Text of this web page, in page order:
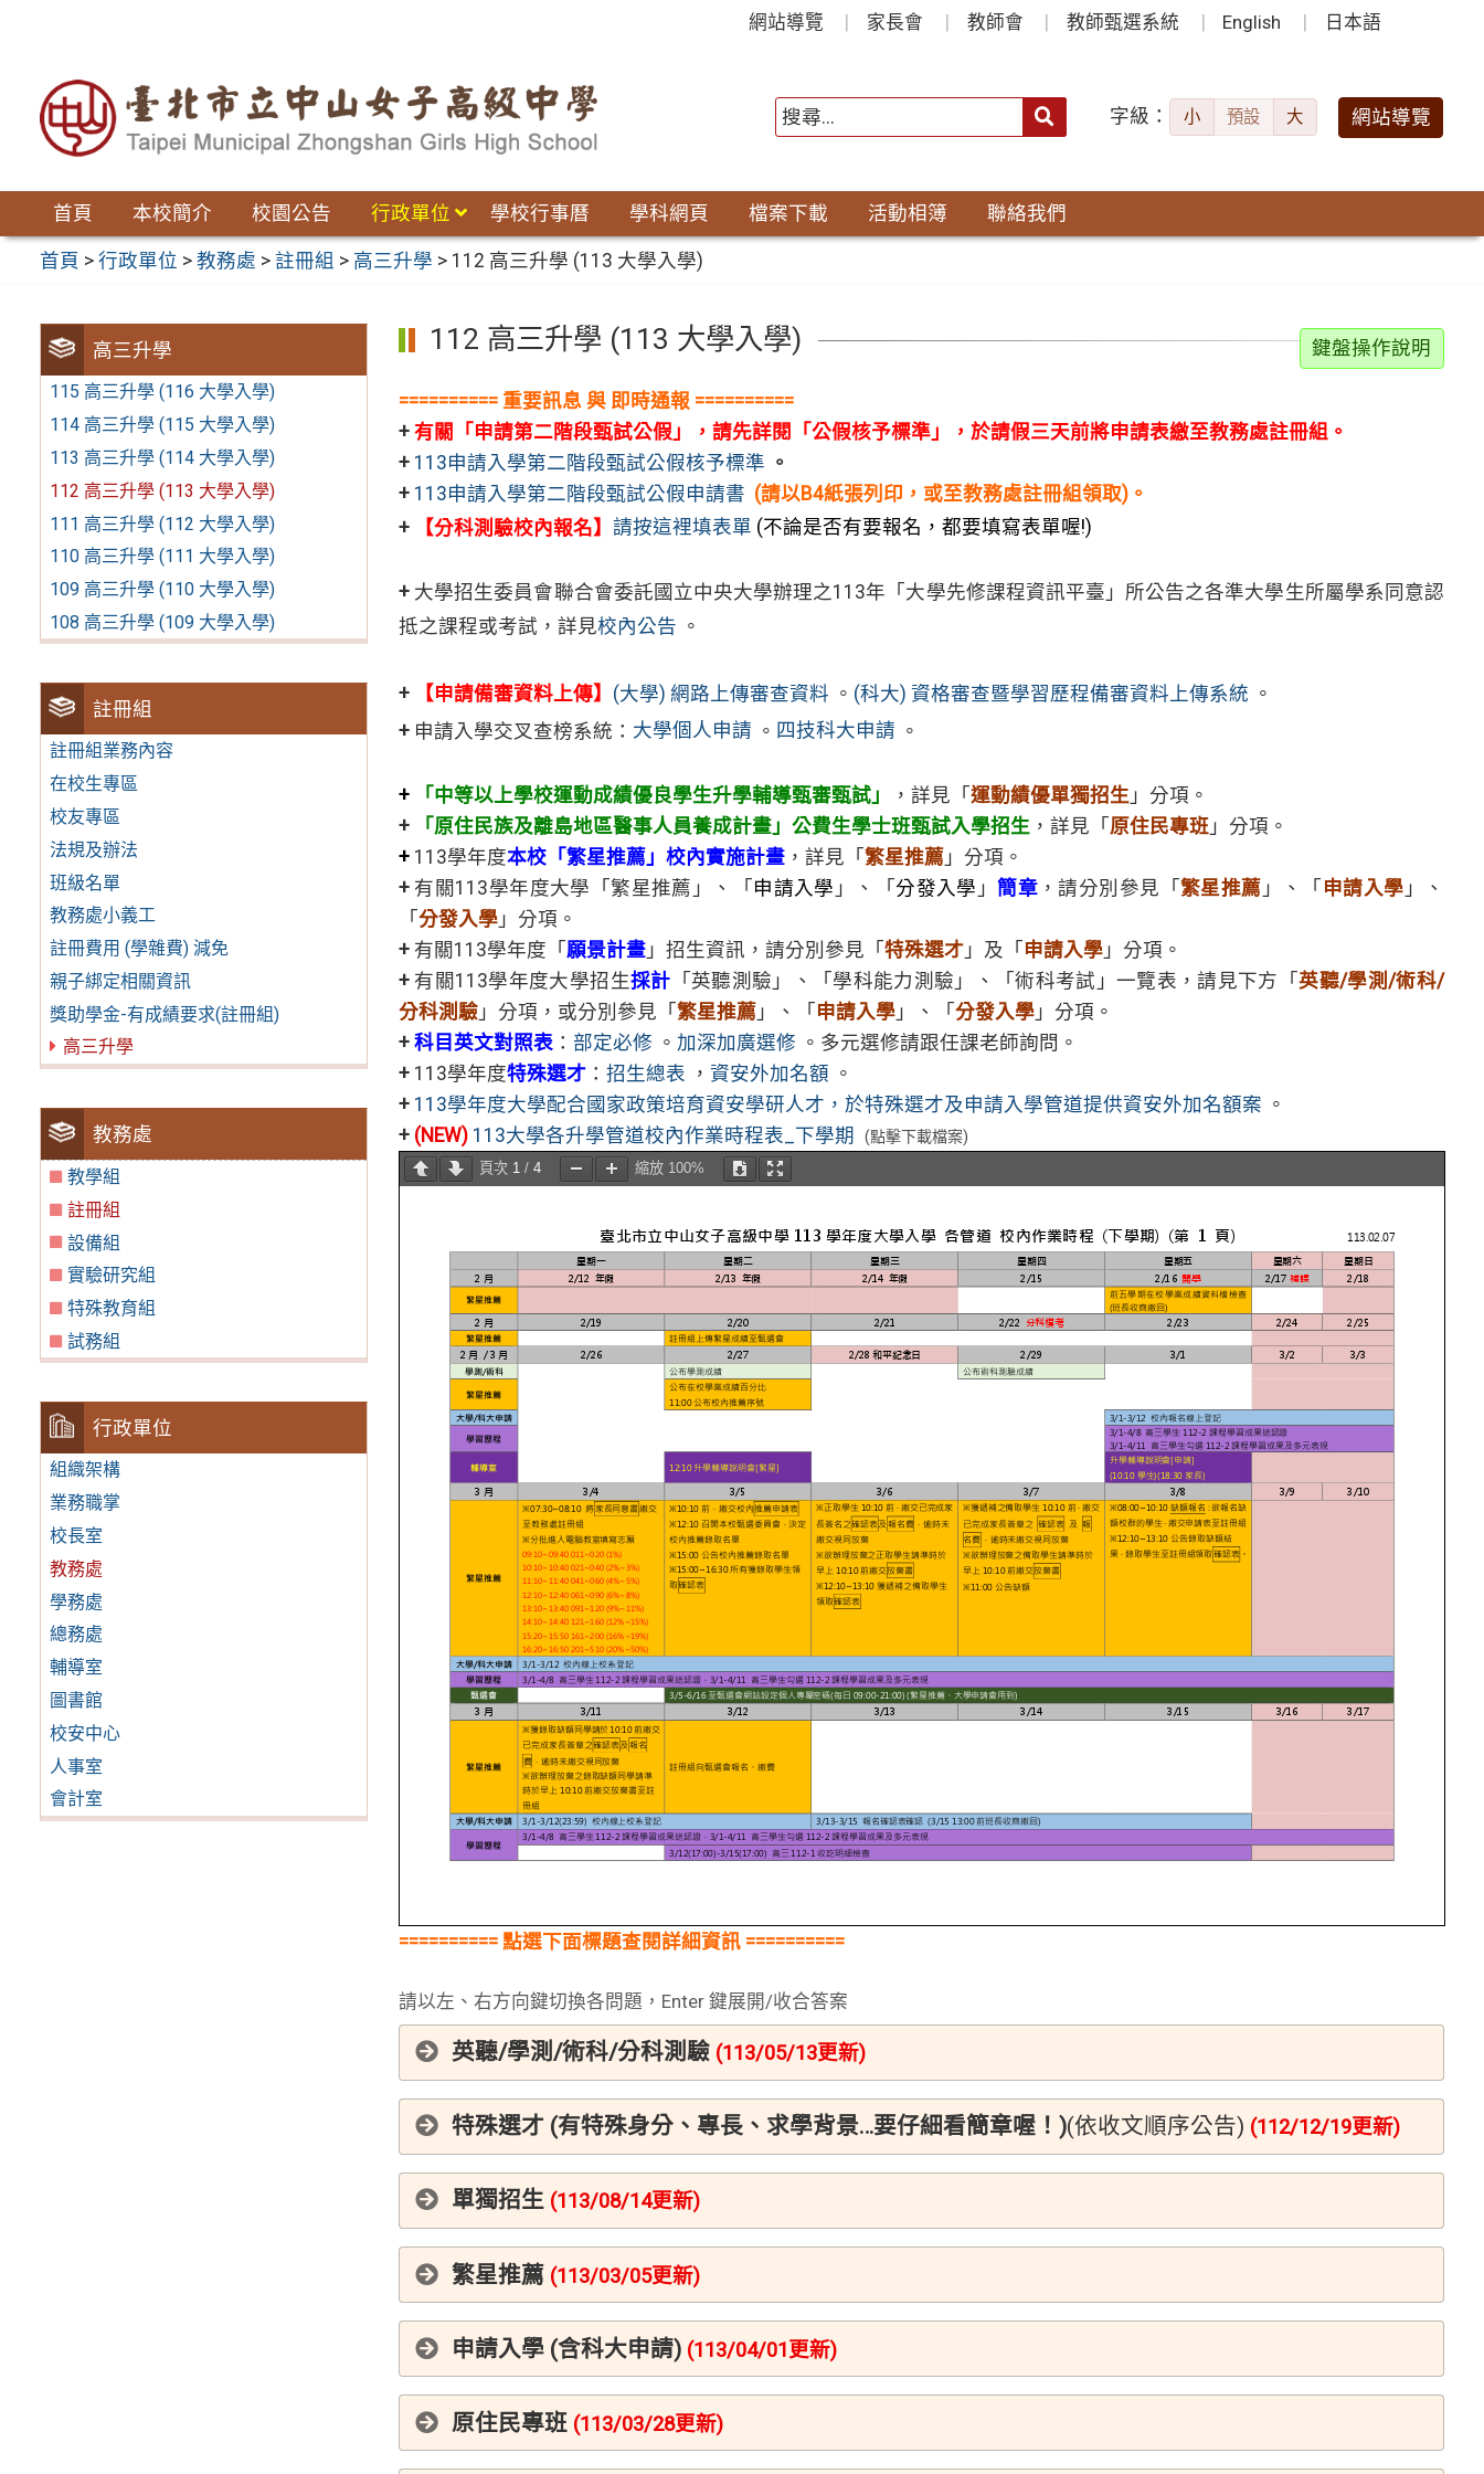
網站導覽 家長會 教師會 教師甄選系統 English 日本語
字級： 小 預設 大 網站導覽
首頁 本校簡介 校園公告 行政單位 學校行事曆 學科網頁 檔案下載 活動相簿 聯絡我們
首頁 >行政單位 >教務處 >註冊組 > 高三升學 > 112 高三升學 (113 大學入學)
高三升學
115 高三升學 (116 大學入學)
114 高三升學 (115 大學入學)
113 高三升學 (114 大學入學)
112 高三升學 (113 大學入學)
111 高三升學 (112 大學入學)
110 高三升學 (111 大學入學)
109 高三升學 (110 大學入學)
108 高三升學 (109 大學入學)
註冊組
註冊組業務內容
在校生專區
校友專區
法規及辦法
班級名單
教務處小義工
註冊費用 (學雜費) 減免
親子綁定相關資訊
獎助學金-有成績要求(註冊組)
高三升學
教務處
教學組
註冊組
設備組
實驗研究組
特殊教育組
試務組
行政單位
組織架構
業務職掌
校長室
教務處
學務處
總務處
輔導室
圖書館
校安中心
人事室
會計室
鍵盤操作說明
112 高三升學 (113 大學入學)
========== 重要訊息 與 即時通報 ==========
+有關「申請第二階段甄試公假」，請先詳閱「公假核予標準」，於請假三天前將申請表繳至教務處註冊組。
+ 113申請入學第二階段甄試公假核予標準 。
+ 113申請入學第二階段甄試公假申請書 (請以B4紙張列印，或至教務處註冊組領取)。
+
【分科測驗校內報名】請按這裡填表單 (不論是否有要報名，都要填寫表單喔!)
+ 大學招生委員會聯合會委託國立中央大學辦理之113年「大學先修課程資訊平臺」所公告之各準大學生所屬學系同意認
抵之課程或考試，詳見校內公告 。
+
【申請備審資料上傳】 (大學) 網路上傳審查資料 。 (科大) 資格審查暨學習歷程備審資料上傳系統 。
+ 申請入學交叉查榜系統： 大學個人申請 。 四技科大申請 。
+
「中等以上學校運動成績優良學生升學輔導甄審甄試」 ，詳見「運動績優單獨招生 」分項。
+
「原住民族及離島地區醫事人員養成計畫」公費生學士班甄試入學招生 ，詳見「原住民專班 」分項。
+ 113學年度本校「繁星推薦」校內實施計畫 ，詳見「繁星推薦 」分項。
+ 有關113學年度大學「繁星推薦」、「申請入學 」、「分發入學 」簡章 ，請分別參見「繁星推薦 」、「 申請入學 」、
「分發入學 」分項。
+ 有關113學年度「願景計畫 」招生資訊，請分別參見「特殊選才 」及「申請入學 」分項。
+ 有關113學年度大學招生採計 「英聽測驗」、「學科能力測驗」、「術科考試」一覽表，請見下方「英聽/學測/術科/
分科測驗 」分項，或分別參見「繁星推薦 」、「申請入學 」、「分發入學 」分項。
+ 科目英文對照表 ：部定必修 。 加深加廣選修 。多元選修請跟任課老師詢問。
+ 113學年度特殊選才 ：招⽣總表 ，資安外加名額 。
+ 113學年度大學配合國家政策培育資安學研人才，於特殊選才及申請入學管道提供資安外加名額案 。
+ (NEW) 113大學各升學管道校內作業時程表_下學期 (點擊下載檔案)
頁次 1 /4 縮放 100%
========== 點選下面標題查閱詳細資訊 ==========
請以左、右方向鍵切換各問題，Enter 鍵展開/收合答案
英聽/學測/術科/分科測驗 (113/05/13更新)
特殊選才 (有特殊身分、專長、求學背景…要仔細看簡章喔！)(依收文順序公告) (112/12/19更新)
單獨招生 (113/08/14更新)
繁星推薦 (113/03/05更新)
申請入學 (含科大申請) (113/04/01更新)
原住民專班 (113/03/28更新)